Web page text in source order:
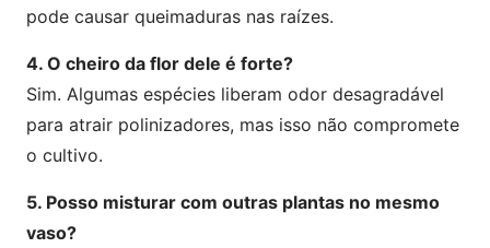
pode causar queimaduras nas raízes.
4. O cheiro da flor dele é forte?
Sim. Algumas espécies liberam odor desagradável
para atrair polinizadores, mas isso não compromete
o cultivo.
5. Posso misturar com outras plantas no mesmo
vaso?